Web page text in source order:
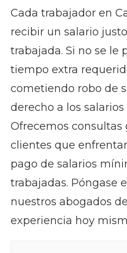
Cada trabajador en
recibir un salario
trabajada. Si no se le
tiempo extra
cometiendo robo de
derecho a los
Ofrecemos consultas
clientes que
pago de salarios
trabajadas. Póngase
nuestros abogados
experiencia hoy